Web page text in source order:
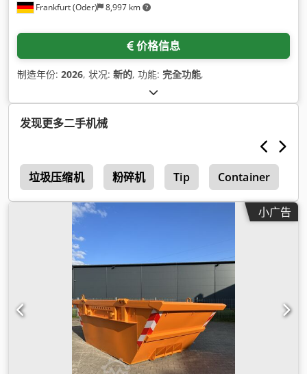
Frankfurt (Oder) 8,997 km
价格信息
制造年份: 2026, 状况: 新的, 功能: 完全功能,
发现更多二手机械
垃圾压缩机 粉碎机 Tip Container
小广告